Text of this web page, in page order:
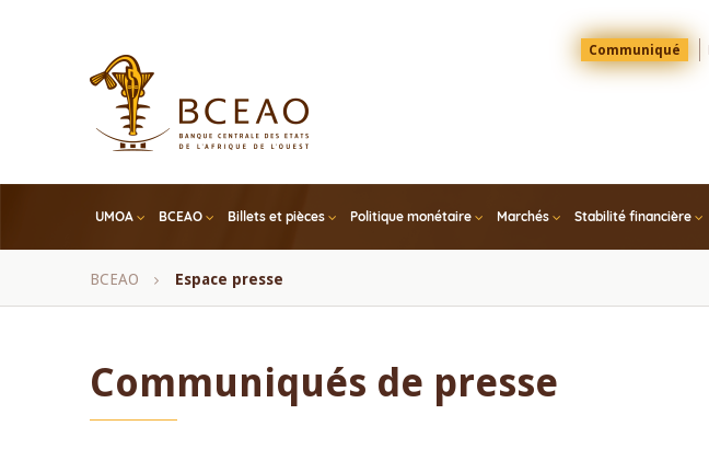
Menu
Top
Communiqué
UMOA BCEAO Billets et pièces Politique monétaire Marchés Stabilité financière
Fil
BCEAO Espace presse
Communiqués de presse